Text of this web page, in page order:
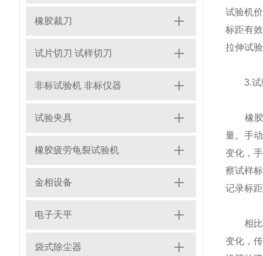
橡胶裁刀
试片切刀 试样切刀
非标试验机 非标仪器
试验夹具
橡胶疲劳龟裂试验机
金相设备
电子天平
袋式除尘器
试验机
标距有
拉伸试
3.试验
橡胶的
量。手
变化，
察试样
记录标
相比较
变化，